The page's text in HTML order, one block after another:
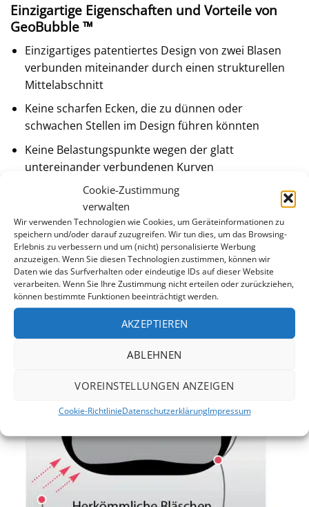
Cookie-Zustimmung
verwalten
Wir verwenden Technologien wie Cookies, um Geräteinformationen zu
speichern und/oder darauf zuzugreifen. Wir tun dies, um das Browsing-
Erlebnis zu verbessern und um (nicht) personalisierte Werbung
anzuzeigen. Wenn Sie diesen Technologien zustimmen, können wir
Daten wie das Surfverhalten oder eindeutige IDs auf dieser Website
verarbeiten. Wenn Sie Ihre Zustimmung nicht erteilen oder zurückziehen,
können bestimmte Funktionen beeinträchtigt werden.
AKZEPTIEREN
ABLEHNEN
VOREINSTELLUNGEN ANZEIGEN
Cookie-RichtlinieDatenschutzerklärungImpressum
Einzigartige Eigenschaften und Vorteile von
GeoBubble ™
Einzigartiges patentiertes Design von zwei Blasen
verbunden miteinander durch einen strukturellen
Mittelabschnitt
Keine scharfen Ecken, die zu dünnen oder
schwachen Stellen im Design führen könnten
Keine Belastungspunkte wegen der glatt
untereinander verbundenen Kurven
50% dicker als ein übliches Blasenmaterial an der
dünnsten Stelle
Erhöhte Widerstandsfähigkeit gegen UV-Strahlen
und chemischen Angriff